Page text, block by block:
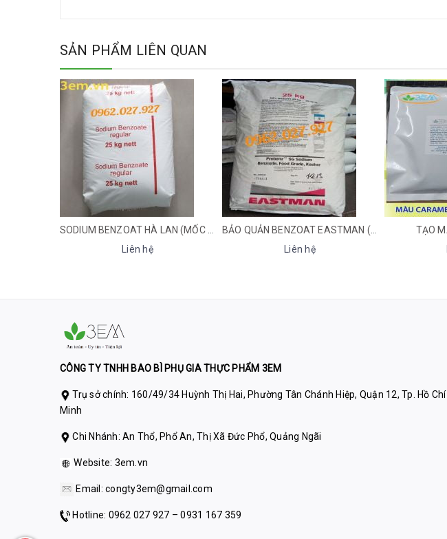
SẢN PHẨM LIÊN QUAN
SODIUM BENZOAT HÀ LAN (MỐC HÀ LAN)
BẢO QUẢN BENZOAT EASTMAN (MỐC MỸ)
TẠO MÀU CARAMEN
CÔNG TY TNHH BAO BÌ PHỤ GIA THỰC PHẨM 3EM
Trụ sở chính: 160/49/34 Huỳnh Thị Hai, Phường Tân Chánh Hiệp, Quận 12, Tp. Hồ Chí
Minh
Chi Nhánh: An Thổ, Phổ An, Thị Xã Đức Phổ, Quảng Ngãi
Website: 3em.vn
Email: congty3em@gmail.com
Hotline: 0962 027 927 – 0931 167 359